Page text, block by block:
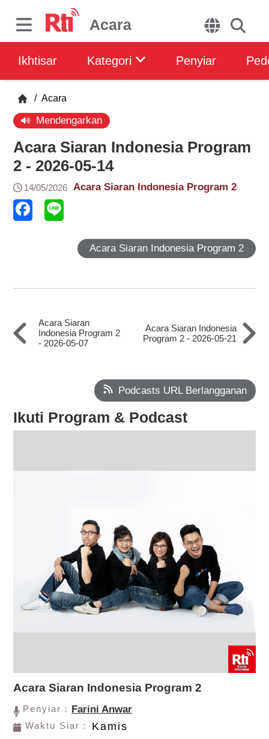
Acara
Ikhtisar Kategori Penyiar
/ Acara
Mendengarkan
Acara Siaran Indonesia Program
2 - 2026-05-14
14/05/2026 Acara Siaran Indonesia Program 2
Acara Siaran Indonesia Program 2
Acara Siaran
Indonesia Program 2
- 2026-05-07
Acara Siaran Indonesia
Program 2 - 2026-05-21
Podcasts URL Berlangganan
Ikuti Program & Podcast
Acara Siaran Indonesia Program 2
Penyiar： Farini Anwar
Waktu Siar： Kamis